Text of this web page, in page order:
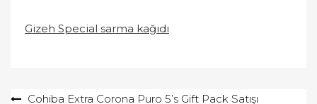
Gizeh Special sarma kağıdı
YazıCohiba Extra Corona Puro 5’s Gift Pack Satışı